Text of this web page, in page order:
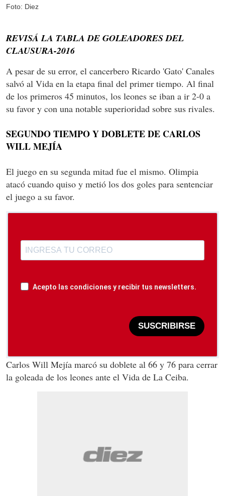
Foto: Diez
REVISÁ LA TABLA DE GOLEADORES DEL
CLAUSURA-2016
A pesar de su error, el cancerbero Ricardo 'Gato' Canales
salvó al Vida en la etapa final del primer tiempo. Al final
de los primeros 45 minutos, los leones se iban a ir 2-0 a
su favor y con una notable superioridad sobre sus rivales.
SEGUNDO TIEMPO Y DOBLETE DE CARLOS
WILL MEJÍA
El juego en su segunda mitad fue el mismo. Olimpia
atacó cuando quiso y metió los dos goles para sentenciar
el juego a su favor.
Acepto las condiciones y recibir tus newsletters.
SUSCRIBIRSE
Carlos Will Mejía marcó su doblete al 66 y 76 para cerrar
la goleada de los leones ante el Vida de La Ceiba.